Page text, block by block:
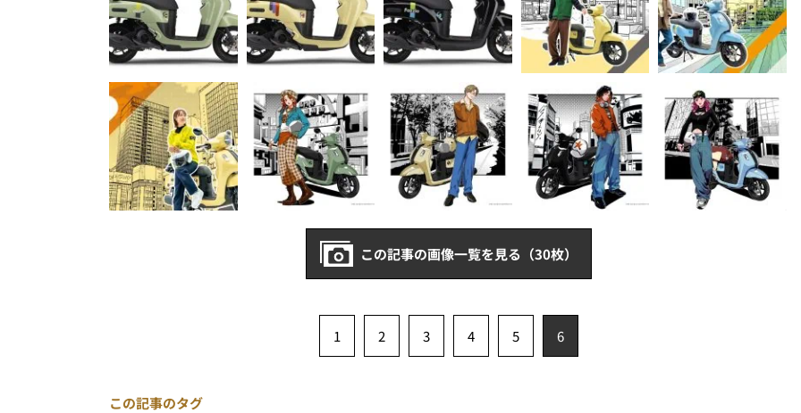
この記事の画像一覧を見る（30枚）
1 2 3 4 5 6
この記事のタグ